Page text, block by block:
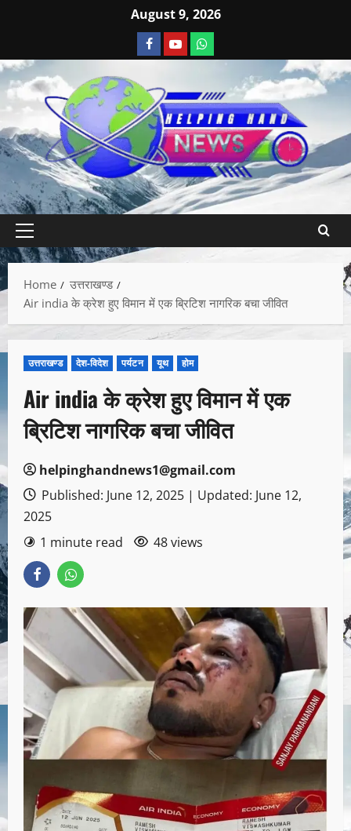
August 9, 2026
Home
उत्तराखण्ड
Air india के क्रेश हुए विमान में एक ब्रिटिश नागरिक बचा जीवित
उत्तराखण्ड देश-विदेश पर्यटन यूथ होम
Air india के क्रेश हुए विमान में एक
ब्रिटिश नागरिक बचा जीवित
helpinghandnews1@gmail.com
Published: June 12, 2025 | Updated: June 12,
2025
1 minute read
48 views